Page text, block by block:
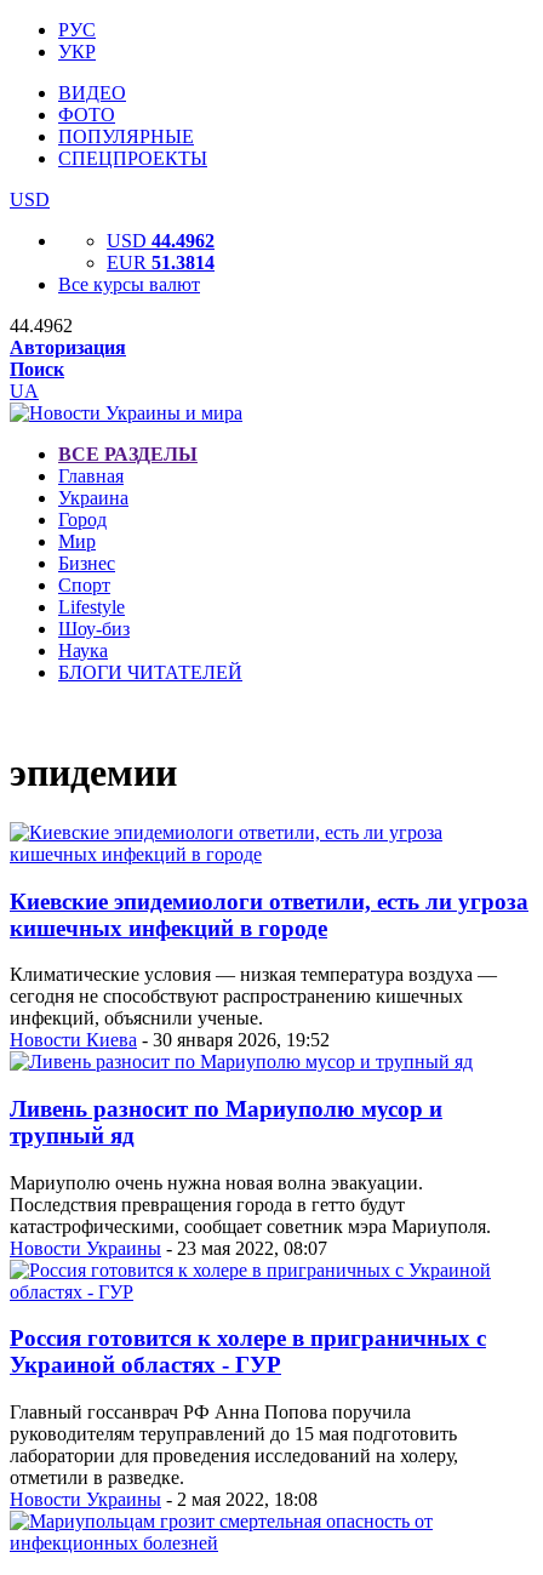
РУС
УКР
ВИДЕО
ФОТО
ПОПУЛЯРНЫЕ
СПЕЦПРОЕКТЫ
USD
USD 44.4962
EUR 51.3814
Все курсы валют
44.4962
Авторизация
Поиск
UA
ВСЕ РАЗДЕЛЫ
Главная
Украина
Город
Мир
Бизнес
Спорт
Lifestyle
Шоу-биз
Наука
БЛОГИ ЧИТАТЕЛЕЙ
эпидемии
Киевские эпидемиологи ответили, есть ли угроза
кишечных инфекций в городе
Климатические условия — низкая температура воздуха —
сегодня не способствуют распространению кишечных
инфекций, объяснили ученые.
Новости Киева - 30 января 2026, 19:52
Ливень разносит по Мариуполю мусор и
трупный яд
Мариуполю очень нужна новая волна эвакуации.
Последствия превращения города в гетто будут
катастрофическими, сообщает советник мэра Мариуполя.
Новости Украины - 23 мая 2022, 08:07
Россия готовится к холере в приграничных с
Украиной областях - ГУР
Главный госсанврач РФ Анна Попова поручила
руководителям теруправлений до 15 мая подготовить
лаборатории для проведения исследований на холеру,
отметили в разведке.
Новости Украины - 2 мая 2022, 18:08